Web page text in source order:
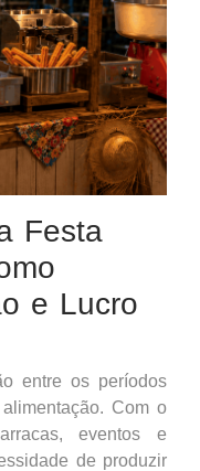
Festa
e Lucro
entre os períodos
Com o
eventos e
de produzir